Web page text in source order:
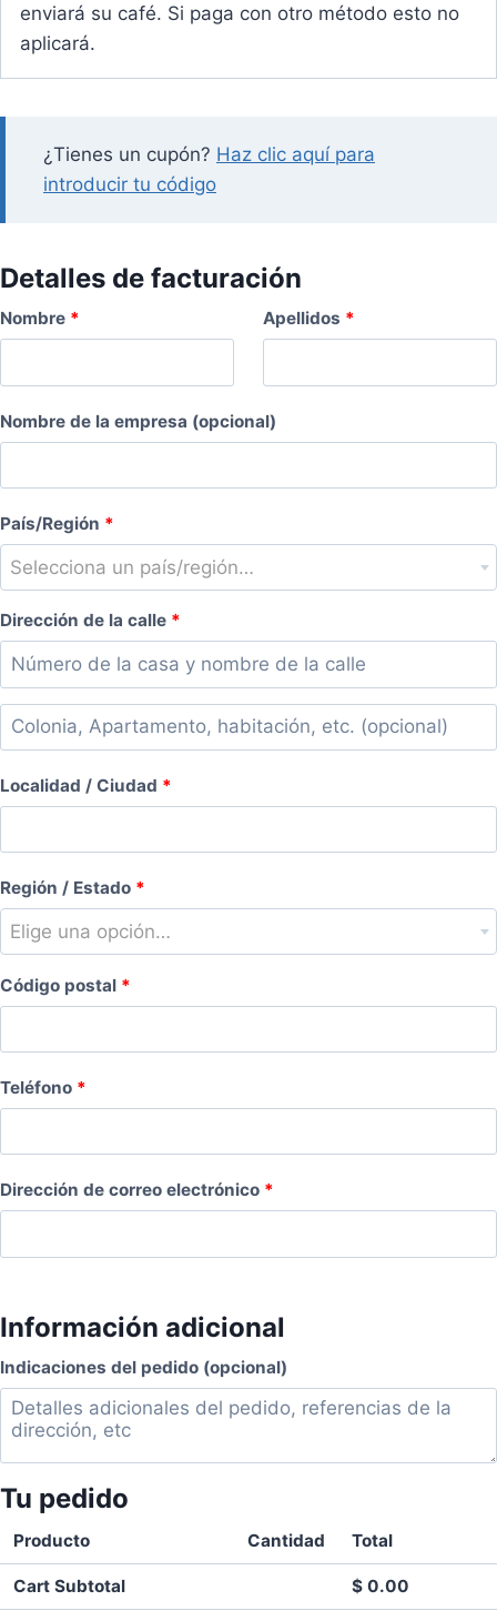
enviará su café. Si paga con otro método esto no
aplicará.
¿Tienes un cupón? Haz clic aquí para
introducir tu código
Detalles de facturación
Nombre * Apellidos *
Nombre de la empresa (opcional)
País/Región *
Selecciona un país/región…
Dirección de la calle *
Colonia,
habitación,
etc.(opcional)
Localidad / Ciudad *
Región / Estado *
Elige una opción…
Código postal *
Teléfono *
Dirección de correo electrónico *
Información adicional
Indicaciones del pedido (opcional)
Tu pedido
Producto Cantidad Total
Cart Subtotal $ 0.00